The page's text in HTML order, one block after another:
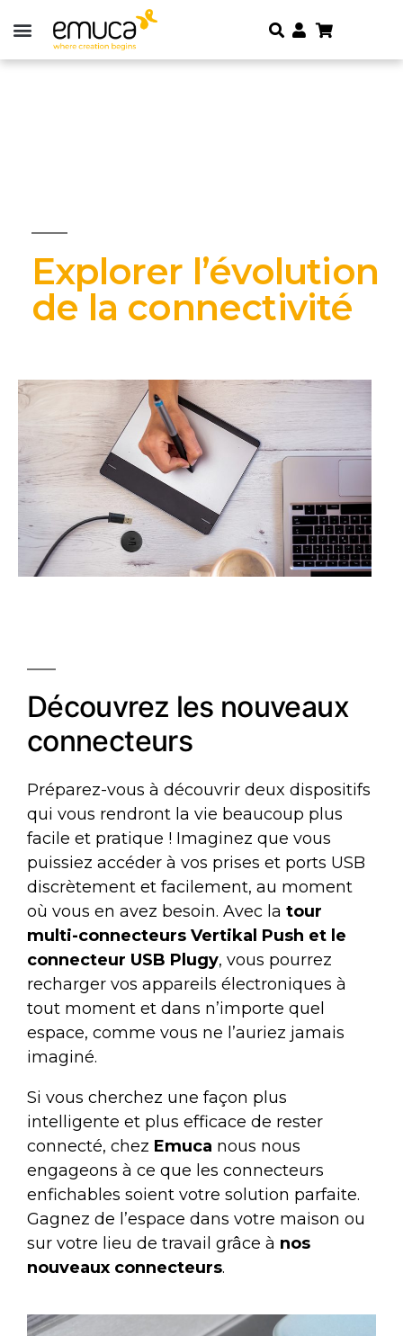
Explorer l’évolution
de la connectivité
Découvrez les nouveaux
connecteurs
Préparez-vous à découvrir deux dispositifs
qui vous rendront la vie beaucoup plus
facile et pratique ! Imaginez que vous
puissiez accéder à vos prises et ports USB
discrètement et facilement, au moment
où vous en avez besoin. Avec la tour
multi-connecteurs Vertikal Push et le
connecteur USB Plugy, vous pourrez
recharger vos appareils électroniques à
tout moment et dans n’importe quel
espace, comme vous ne l’auriez jamais
imaginé.
Si vous cherchez une façon plus
intelligente et plus efficace de rester
connecté, chez Emuca nous nous
engageons à ce que les connecteurs
enfichables soient votre solution parfaite.
Gagnez de l’espace dans votre maison ou
sur votre lieu de travail grâce à nos
nouveaux connecteurs.